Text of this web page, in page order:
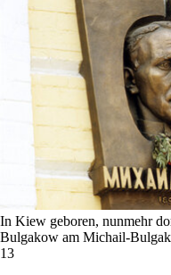
In Kiew geboren, nunmehr
Bulgakow am Michail-
13